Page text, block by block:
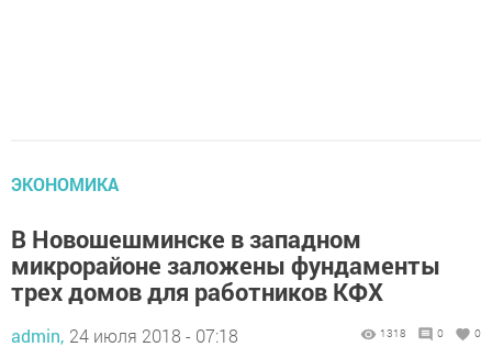
ЭКОНОМИКА
В Новошешминске в западном
микрорайоне заложены фундаменты
трех домов для работников КФХ
admin, 24 июля 2018 - 07:18 1318 0 0